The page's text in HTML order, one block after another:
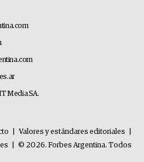
Media SA.
Valores y estándares editoriales
© 2026. Forbes Argentina. Todos